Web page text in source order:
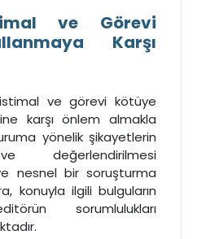
ve Görevi
Karşı
ve görevi kötüye
karşı önlem almakla
yönelik şikayetlerin
değerlendirilmesi
nesnel bir soruşturma
konuyla ilgili bulguların
sorumlulukları